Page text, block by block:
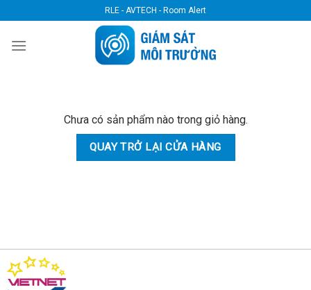
to
content
RLE - AVTECH - Room Alert
Chưa có sản phẩm nào trong giỏ hàng.
QUAY TRỞ LẠI CỬA HÀNG